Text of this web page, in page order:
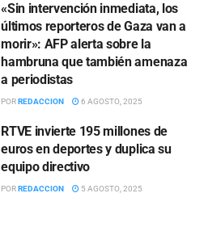
«Sin intervención inmediata, los
últimos reporteros de Gaza van a
morir»: AFP alerta sobre la
hambruna que también amenaza
a periodistas
PORREDACCION 6 AGOSTO, 2025
RTVE invierte 195 millones de
euros en deportes y duplica su
equipo directivo
PORREDACCION 5 AGOSTO, 2025